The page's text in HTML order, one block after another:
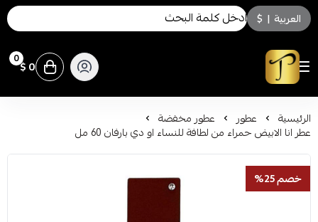
العربية |
$
توسكاني للعطور
0 0 $
الرئيسية عطور عطور مخفضة
عطر انا الابيض حمراء من لطافة للنساء او دي بارفان 60 مل
خصم 25%